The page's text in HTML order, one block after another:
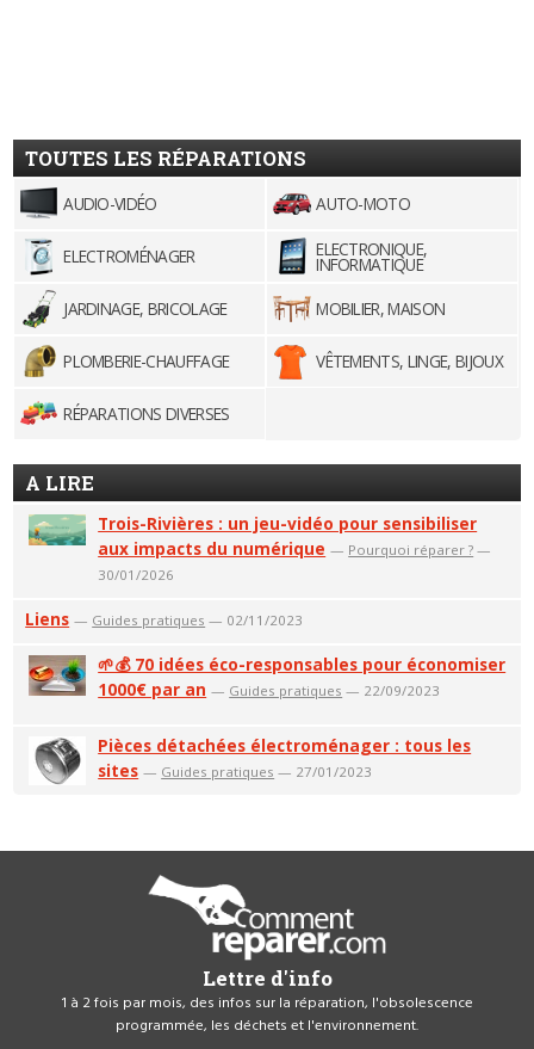
TOUTES LES RÉPARATIONS
AUDIO-VIDÉO AUTO-MOTO
ELECTROMÉNAGER ELECTRONIQUE,
INFORMATIQUE
JARDINAGE, BRICOLAGE
MOBILIER, MAISON
PLOMBERIE-CHAUFFAGE VÊTEMENTS, LINGE, BIJOUX
RÉPARATIONS DIVERSES
A LIRE
Trois-Rivières : un jeu-vidéo pour sensibiliser
aux impacts du numérique — Pourquoi réparer ? —
30/01/2026
Liens — Guides pratiques — 02/11/2023
🌱💰 70 idées éco-responsables pour économiser
1000€ par an — Guides pratiques — 22/09/2023
Pièces détachées électroménager : tous les
sites — Guides pratiques — 27/01/2023
Lettre d'info
1 à 2 fois par mois, des infos sur la réparation, l'obsolescence
programmée, les déchets et l'environnement.